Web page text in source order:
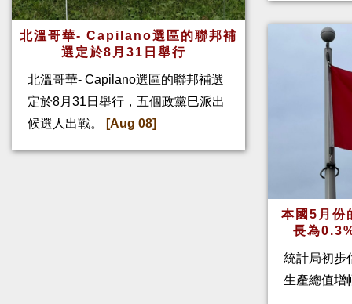
北溫哥華- Capilano選區的聯邦補
選定於8月31日舉行
北溫哥華- Capilano選區的聯邦補選
定於8月31日舉行，五個政黨巳派出
候選人出戰。
[Aug 08]
本國5月份
長為
統計局初步
生產總值增